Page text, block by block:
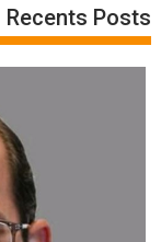
Recents Posts